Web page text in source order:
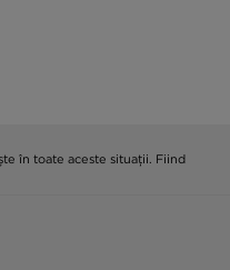
în toate aceste situații. Fiind